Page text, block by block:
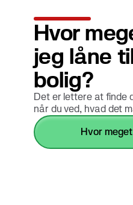
Hvor
jeg låne
bolig?
Det er lettere at finde
når du ved, hvad det
hvor